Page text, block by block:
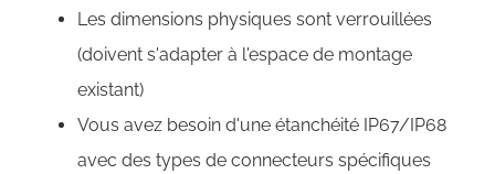
Les dimensions physiques sont verrouillées
(doivent s'adapter à l'espace de montage
existant)
Vous avez besoin d'une étanchéité IP67/IP68
avec des types de connecteurs spécifiques